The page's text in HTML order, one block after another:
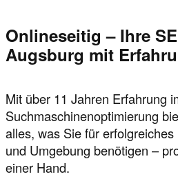
Onlineseitig – Ihre
Augsburg mit
Mit über 11 Jahren Erfahrung
Suchmaschinenoptimierung
alles, was Sie für
und Umgebung benötigen –
einer Hand.